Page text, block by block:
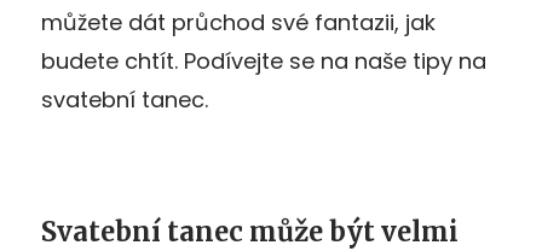
můžete dát průchod své fantazii, jak
budete chtít. Podívejte se na naše tipy na
svatební tanec.
Svatební tanec může být velmi